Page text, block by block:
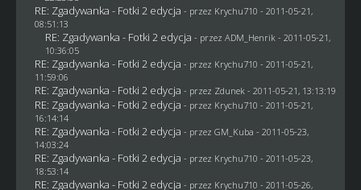
RE: Zgadywanka - Fotki 2 edycja - przez Krychu710 - 2011-05-21,
08:51:13
RE: Zgadywanka - Fotki 2 edycja - przez ADM_Henrik - 2011-05-21,
10:36:05
RE: Zgadywanka - Fotki 2 edycja - przez Krychu710 - 2011-05-21,
11:59:06
RE: Zgadywanka - Fotki 2 edycja - przez Zdunek - 2011-05-21, 13:13:19
RE: Zgadywanka - Fotki 2 edycja - przez Krychu710 - 2011-05-21,
16:14:14
RE: Zgadywanka - Fotki 2 edycja - przez GM_Kuba - 2011-05-23,
14:03:24
RE: Zgadywanka - Fotki 2 edycja - przez Krychu710 - 2011-05-23,
18:53:14
RE: Zgadywanka - Fotki 2 edycja - przez Krychu710 - 2011-05-26,